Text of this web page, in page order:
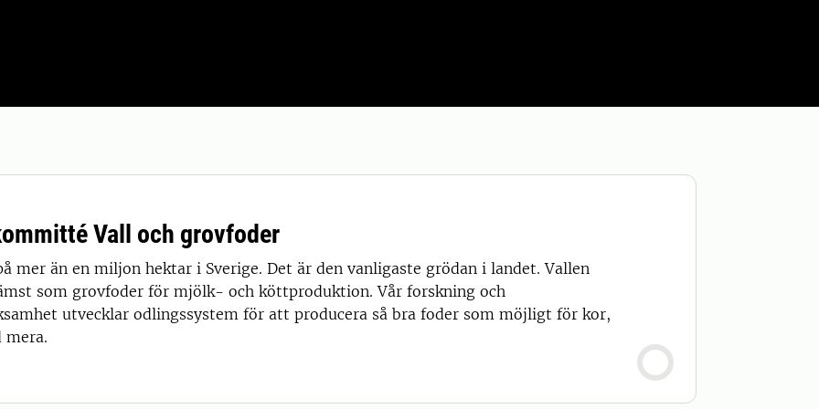
Vall och grovfoder
mer än en miljon hektar i Sverige. Det är den vanligaste grödan i landet. Vallen
som grovfoder för mjölk- och köttproduktion. Vår forskning och
utvecklar odlingssystem för att producera så bra foder som möjligt för kor,
mera.